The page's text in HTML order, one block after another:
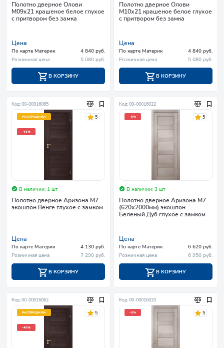
Полотно дверное Олови
М09х21 крашеное белое глухое
с притвором без замка
Цена
По карте Материк
4 840 руб.
Розничная цена
5 080 руб.
В КОРЗИНУ
Полотно дверное Олови
М10х21 крашеное белое глухое
с притвором без замка
Цена
По карте Материк
4 840 руб.
Розничная цена
5 080 руб.
В КОРЗИНУ
Код: 00-00016065
РАСПРОДАЖА
-43%
5
В наличии: 1 шт
Полотно дверное Аризона М7
экошпон Венге глухое с замком
Цена
По карте Материк
4 130 руб.
Розничная цена
7 290 руб.
В КОРЗИНУ
Код: 00-00016022
-5% 5
В наличии: 3 шт
Полотно дверное Аризона М7
(620х2000мм) экошпон
Беленый Дуб глухое с замком
Цена
По карте Материк
6 620 руб.
Розничная цена
6 950 руб.
В КОРЗИНУ
Код: 00-00016062
РАСПРОДАЖА
-40%
5
Код: 00-00016020
-5% 5